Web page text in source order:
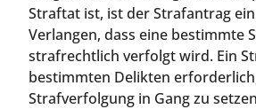
Straftat ist, ist der Strafantrag
Verlangen, dass eine bestimmte
strafrechtlich verfolgt wird. Ein
bestimmten Delikten
Strafverfolgung in Gang zu